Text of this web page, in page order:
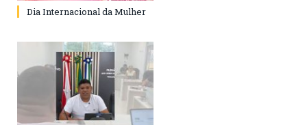
Dia Internacional da Mulher